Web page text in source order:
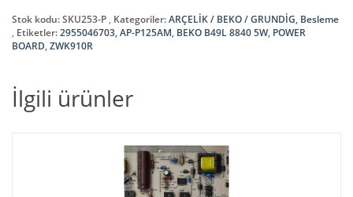
Stok kodu:SKU253-P Kategoriler:ARÇELİK / BEKO / GRUNDİG, Besleme
Etiketler:2955046703,AP-P125AM, BEKO B49L 8840 5W, POWER
BOARD,ZWK910R
İlgili ürünler